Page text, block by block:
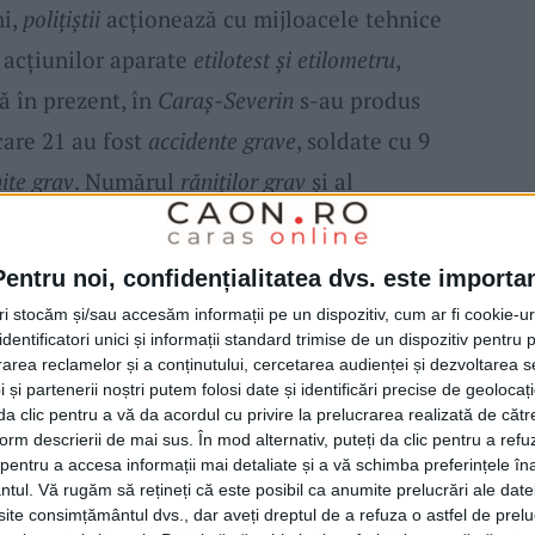
noi, confidențialitatea dvs. este
stocăm și/sau accesăm informații pe un dispozitiv, cum ar fi cookie-
unici și informații standard trimise de un dispozitiv pentru
reclamelor și a conținutului, cercetarea audienței și dezvoltarea
și partenerii noștri putem folosi date și identificări precise de
clic pentru a vă da acordul cu privire la prelucrarea realizată de
descrierii de mai sus. În mod alternativ, puteți da clic pentru a
a accesa informații mai detaliate și a vă schimba preferințele
Vă rugăm să rețineți că este posibil ca anumite prelucrări ale
consimțământul dvs., dar aveți dreptul de a refuza o astfel de
polițiștiiacționează cu mijloacele tehnice
aparate etilotest și etilometru,
în prezent, în Caraș-Severin s-au produs
21 au fost accidente grave, soldate cu 9
grav. Numărul răniților grav și al
față de aceeași perioadă a anului trecut
grav în urma producerii a 22
accidente
s-au produs pe fondul consumului de
psihoactive, soldate cu rănirea gravăa
rănite ușor. 56 de conducători auto au
an, conducând autovehicule pe
aflau sub influențaalcoolului,având
de 0,40 mg/l alcool pur în aerul expirat,